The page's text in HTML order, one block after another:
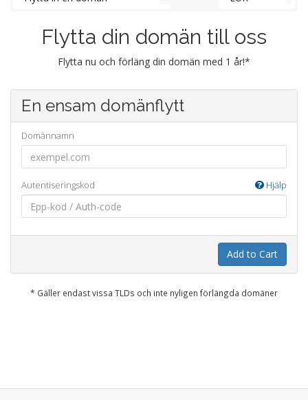
Flytta din domän till oss
Flytta nu och förläng din domän med 1 år!*
En ensam domänflytt
Domännamn
Autentiseringskod Hjälp
Add to Cart
* Gäller endast vissa TLDs och inte nyligen förlängda domäner